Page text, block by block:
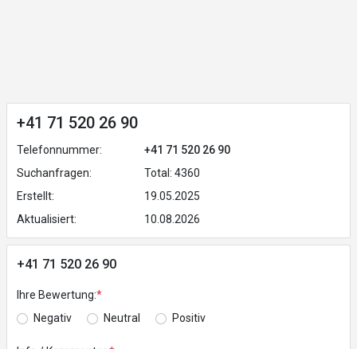
+41 71 520 26 90
Telefonnummer:
+41 71 520 26 90
Suchanfragen:
Total: 4360
Erstellt:
19.05.2025
Aktualisiert:
10.08.2026
+41 71 520 26 90
Ihre Bewertung:*
Negativ
Neutral Positiv